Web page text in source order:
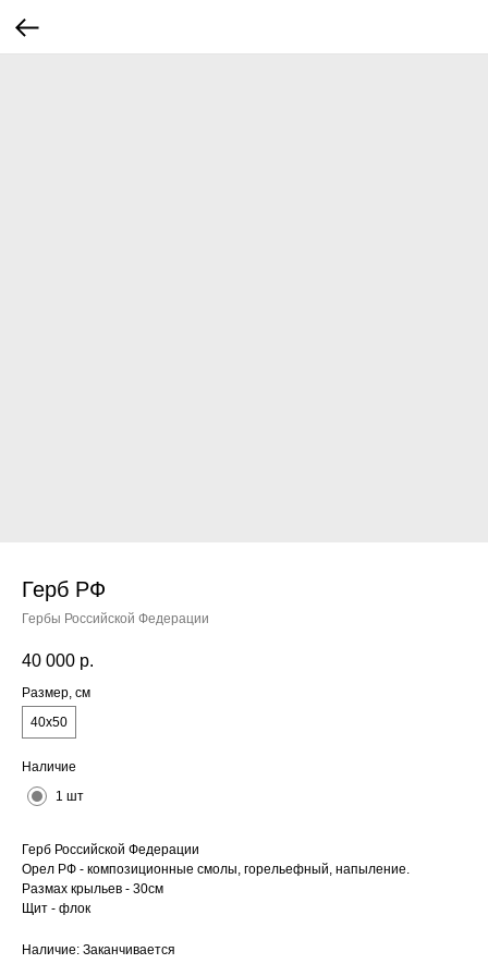
Герб РФ
Гербы Российской Федерации
40 000 р.
Размер, см
40x50
Наличие
1 шт
Герб Российской Федерации
Орел РФ - композиционные смолы, горельефный, напыление.
Размах крыльев - 30см
Щит - флок
Наличие: Заканчивается